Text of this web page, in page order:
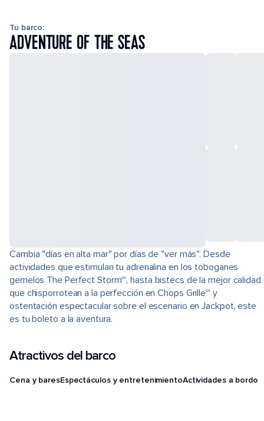
Tu barco:
ADVENTURE OF THE SEAS
Cambia "días en alta mar" por días de "ver más". Desde
actividades que estimulan tu adrenalina en los toboganes
gemelos The Perfect Storm℠, hasta bistecs de la mejor calidad
que chisporrotean a la perfección en Chops Grille℠ y
ostentación espectacular sobre el escenario en Jackpot, este
es tu boleto a la aventura.
Atractivos del barco
Cena y baresEspectáculos y entretenimientoActividades a bordo